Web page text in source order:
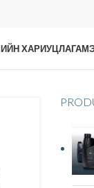
ХАРИУЦЛАГА